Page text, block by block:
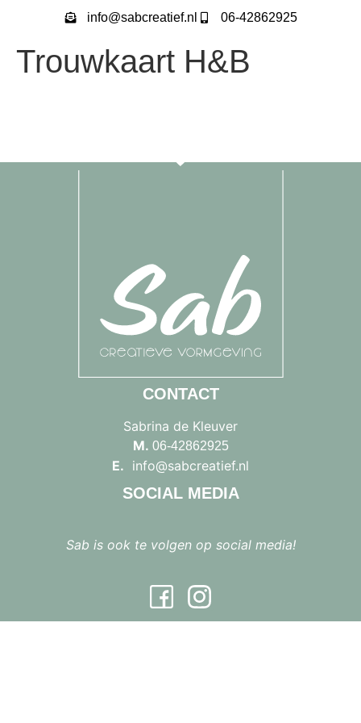
info@sabcreatief.nl 06-42862925
Trouwkaart H&B
CONTACT
Sabrina de Kleuver
M. 06-42862925
E. info@sabcreatief.nl
SOCIAL MEDIA
Sab is ook te volgen op social media!